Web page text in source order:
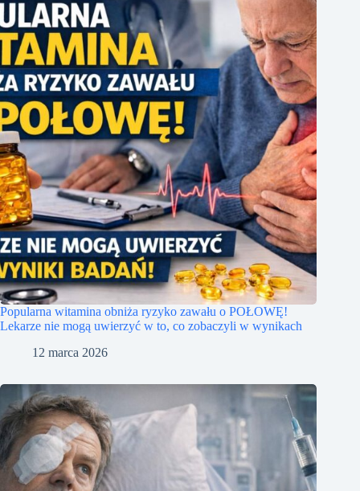
Popularna witamina obniża ryzyko zawału o POŁOWĘ!
Lekarze nie mogą uwierzyć w to, co zobaczyli w wynikach
12 marca 2026